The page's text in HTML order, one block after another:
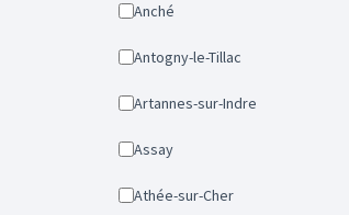
Anché
Antogny-le-Tillac
Artannes-sur-Indre
Assay
Athée-sur-Cher